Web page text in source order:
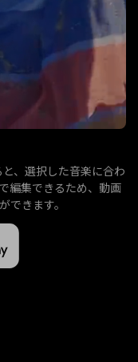
、選択した音楽に合わ
編集できるため、動画
できます。